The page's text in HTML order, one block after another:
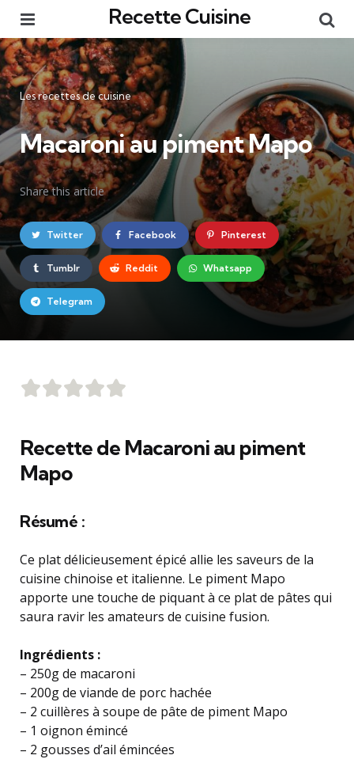
Recette Cuisine
Catégories
Les recettes de cuisine
Macaroni au piment Mapo
Share this article
Twitter Facebook Pinterest
Tumblr Reddit Whatsapp
Telegram
Recette de Macaroni au piment
Mapo
Résumé :
Ce plat délicieusement épicé allie les saveurs de la
cuisine chinoise et italienne. Le piment Mapo
apporte une touche de piquant à ce plat de pâtes qui
saura ravir les amateurs de cuisine fusion.
Ingrédients :
– 250g de macaroni
– 200g de viande de porc hachée
– 2 cuillères à soupe de pâte de piment Mapo
– 1 oignon émincé
– 2 gousses d’ail émincées